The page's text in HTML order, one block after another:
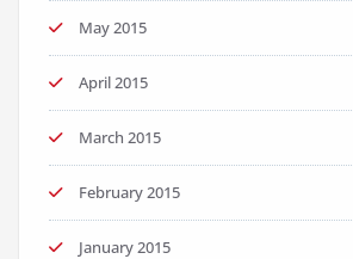
May 2015
April 2015
March 2015
February 2015
January 2015